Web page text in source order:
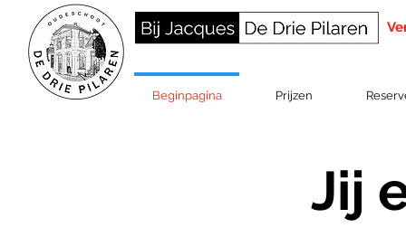
Beginpagina Prijzen
Jij